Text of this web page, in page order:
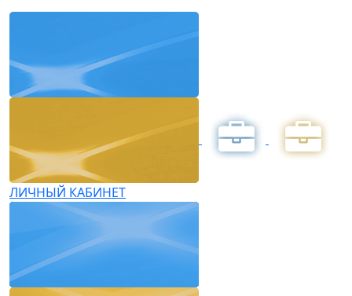
ЛИЧНЫЙ КАБИНЕТ